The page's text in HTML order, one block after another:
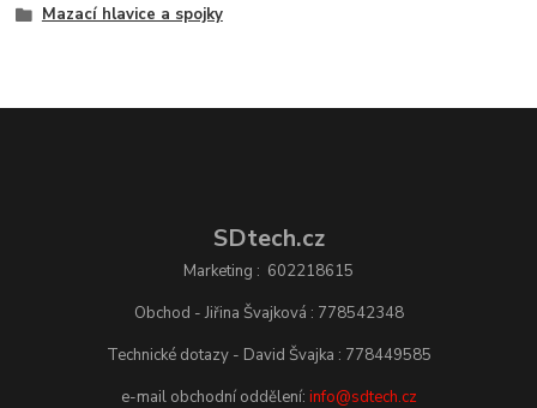
Mazací hlavice a spojky
SDtech.cz
Marketing : 602218615
Obchod - Jiřina Švajková : 778542348
Technické dotazy - David Švajka : 778449585
e-mail obchodní oddělení: info@sdtech.cz